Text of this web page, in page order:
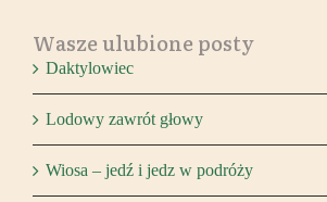
Wasze ulubione posty
Daktylowiec
Lodowy zawrót głowy
Wiosa – jedź i jedz w podróży